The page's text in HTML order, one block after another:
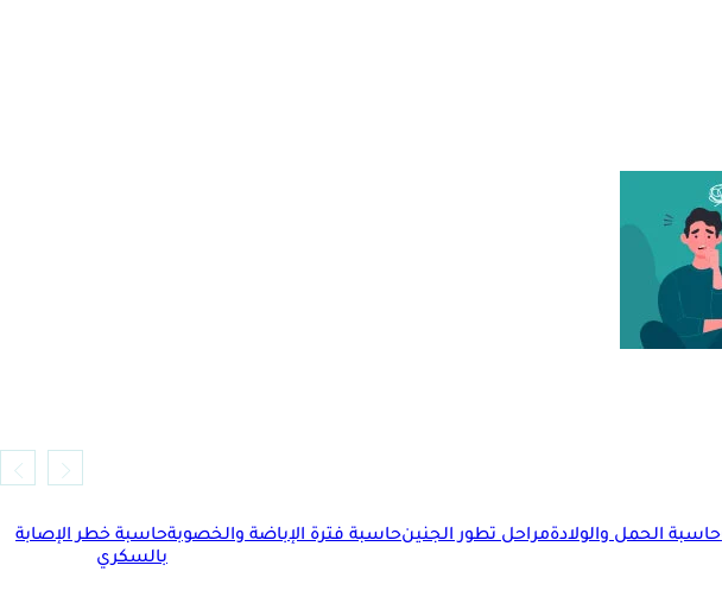
حاسبة الحمل والولادةمراحل تطور الجنينحاسبة فترة الإباضة والخصوبةحاسبة خطر الإصابة
بالسكري